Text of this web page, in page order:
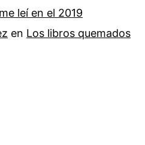
leí en el 2019
en Los libros quemados